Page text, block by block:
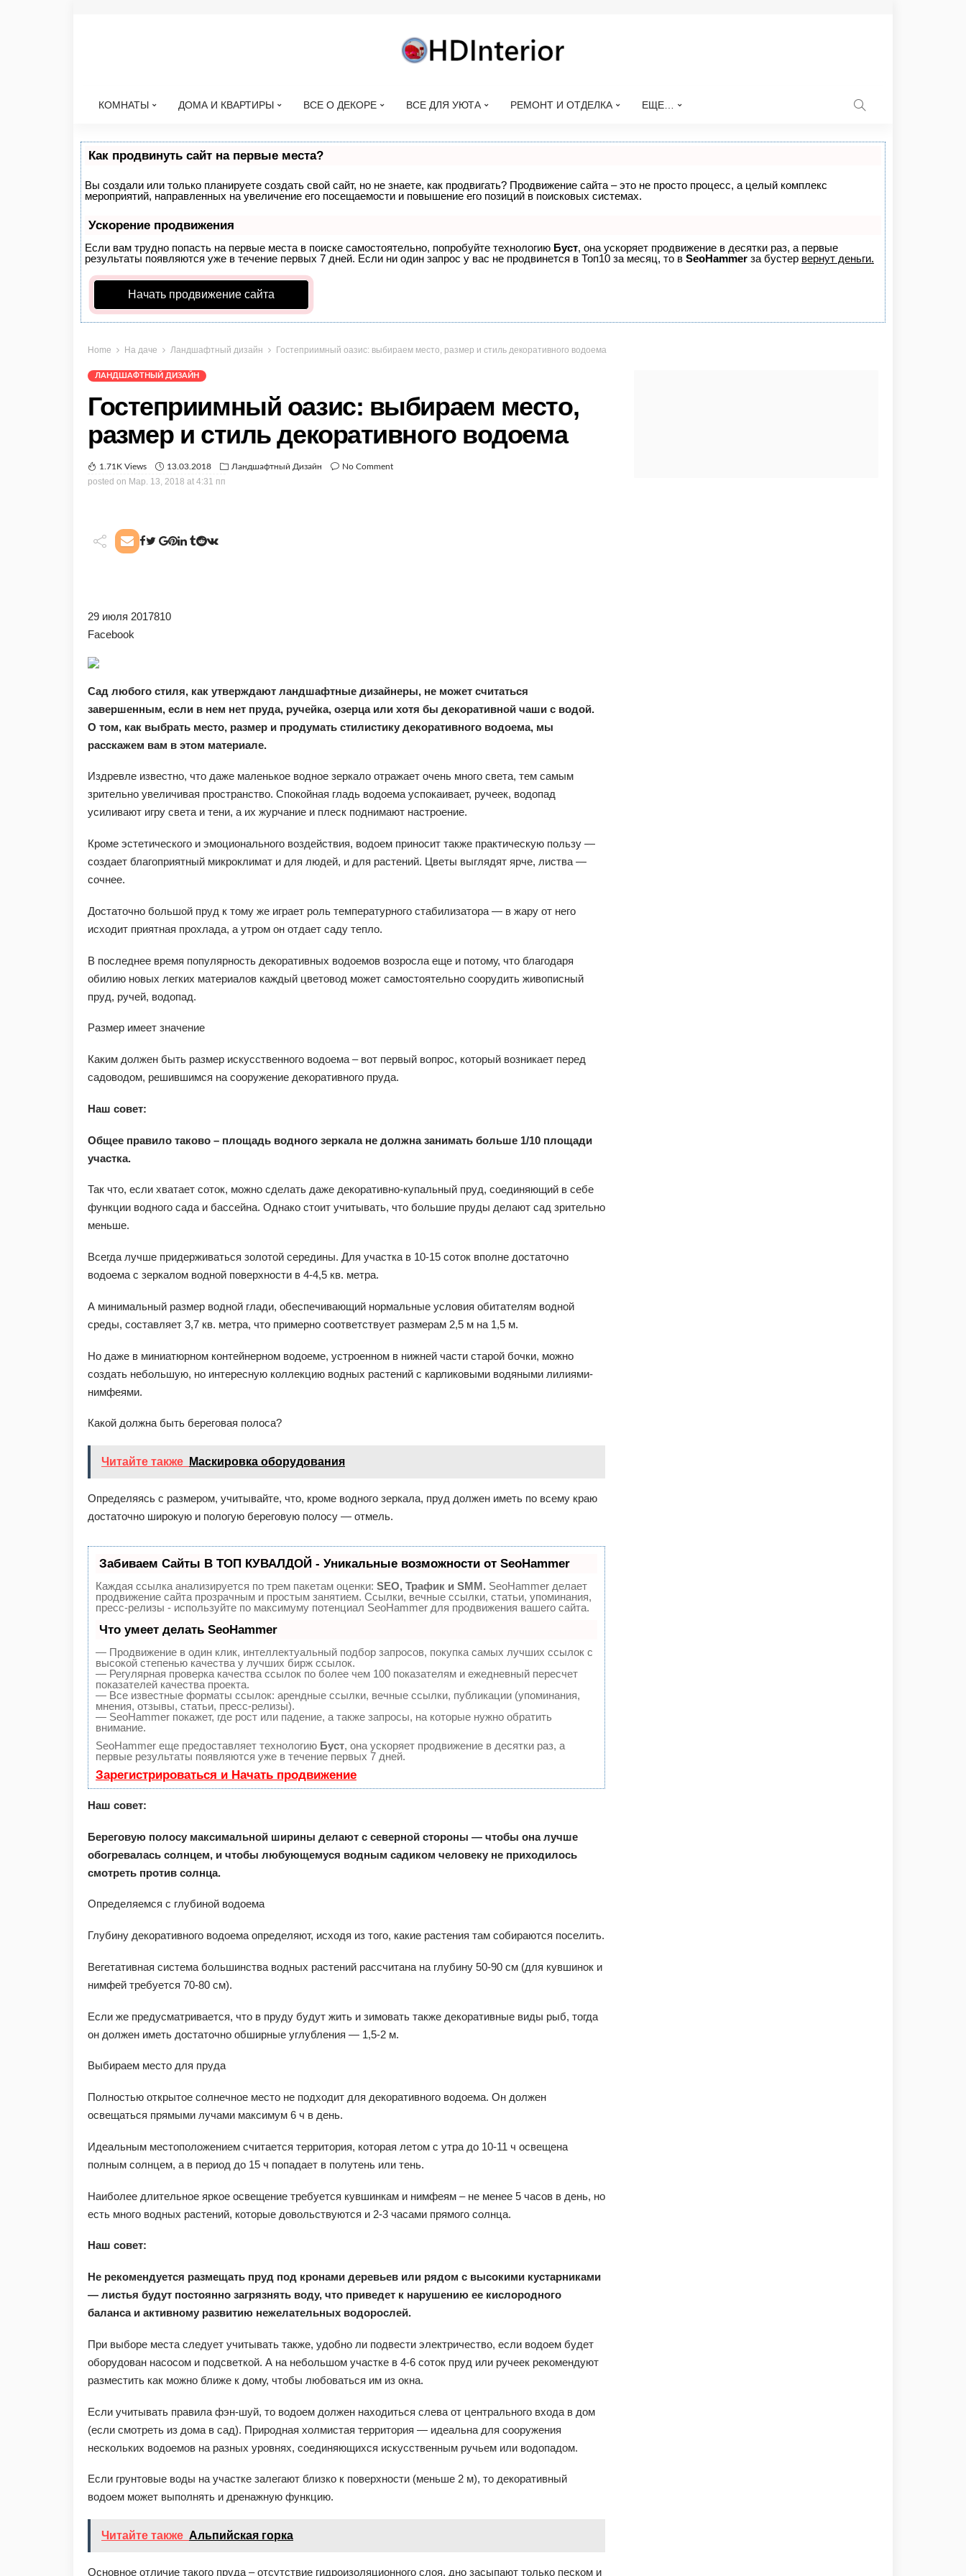
КОМНАТЫ ДОМА И КВАРТИРЫ ВСЕ О ДЕКОРЕ ВСЕ ДЛЯ УЮТА РЕМОНТ И ОТДЕЛКА ЕЩЕ…
Как продвинуть сайт на первые места?
Вы создали или только планируете создать свой сайт, но не знаете, как продвигать? Продвижение сайта – это не просто процесс, а целый комплекс
мероприятий, направленных на увеличение его посещаемости и повышение его позиций в поисковых системах.
Ускорение продвижения
Если вам трудно попасть на первые места в поиске самостоятельно, попробуйте технологию Буст, она ускоряет продвижение в десятки раз, а первые
результаты появляются уже в течение первых 7 дней. Если ни один запрос у вас не продвинется в Топ10 за месяц, то в SeoHammer за бустер вернут деньги.
Начать продвижение сайта
Home На даче Ландшафтный дизайн Гостеприимный оазис: выбираем место, размер и стиль декоративного водоема
ЛАНДШАФТНЫЙ ДИЗАЙН
Гостеприимный оазис: выбираем место,
размер и стиль декоративного водоема
1.71K Views 13.03.2018 Ландшафтный Дизайн No Comment
posted on Мар. 13, 2018 at 4:31 пп
29 июля 2017810
Facebook
Сад любого стиля, как утверждают ландшафтные дизайнеры, не может считаться
завершенным, если в нем нет пруда, ручейка, озерца или хотя бы декоративной чаши с водой.
О том, как выбрать место, размер и продумать стилистику декоративного водоема, мы
расскажем вам в этом материале.
Издревле известно, что даже маленькое водное зеркало отражает очень много света, тем самым
зрительно увеличивая пространство. Спокойная гладь водоема успокаивает, ручеек, водопад
усиливают игру света и тени, а их журчание и плеск поднимают настроение.
Кроме эстетического и эмоционального воздействия, водоем приносит также практическую пользу —
создает благоприятный микроклимат и для людей, и для растений. Цветы выглядят ярче, листва —
сочнее.
Достаточно большой пруд к тому же играет роль температурного стабилизатора — в жару от него
исходит приятная прохлада, а утром он отдает саду тепло.
В последнее время популярность декоративных водоемов возросла еще и потому, что благодаря
обилию новых легких материалов каждый цветовод может самостоятельно соорудить живописный
пруд, ручей, водопад.
Размер имеет значение
Каким должен быть размер искусственного водоема – вот первый вопрос, который возникает перед
садоводом, решившимся на сооружение декоративного пруда.
Наш совет:
Общее правило таково – площадь водного зеркала не должна занимать больше 1/10 площади
участка.
Так что, если хватает соток, можно сделать даже декоративно-купальный пруд, соединяющий в себе
функции водного сада и бассейна. Однако стоит учитывать, что большие пруды делают сад зрительно
меньше.
Всегда лучше придерживаться золотой середины. Для участка в 10-15 соток вполне достаточно
водоема с зеркалом водной поверхности в 4-4,5 кв. метра.
А минимальный размер водной глади, обеспечивающий нормальные условия обитателям водной
среды, составляет 3,7 кв. метра, что примерно соответствует размерам 2,5 м на 1,5 м.
Но даже в миниатюрном контейнерном водоеме, устроенном в нижней части старой бочки, можно
создать небольшую, но интересную коллекцию водных растений с карликовыми водяными лилиями-
нимфеями.
Какой должна быть береговая полоса?
Читайте также Маскировка оборудования
Определяясь с размером, учитывайте, что, кроме водного зеркала, пруд должен иметь по всему краю
достаточно широкую и пологую береговую полосу — отмель.
Забиваем Сайты В ТОП КУВАЛДОЙ - Уникальные возможности от SeoHammer
Каждая ссылка анализируется по трем пакетам оценки: SEO, Трафик и SMM. SeoHammer делает
продвижение сайта прозрачным и простым занятием. Ссылки, вечные ссылки, статьи, упоминания,
пресс-релизы - используйте по максимуму потенциал SeoHammer для продвижения вашего сайта.
Что умеет делать SeoHammer
— Продвижение в один клик, интеллектуальный подбор запросов, покупка самых лучших ссылок с
высокой степенью качества у лучших бирж ссылок.
— Регулярная проверка качества ссылок по более чем 100 показателям и ежедневный пересчет
показателей качества проекта.
— Все известные форматы ссылок: арендные ссылки, вечные ссылки, публикации (упоминания,
мнения, отзывы, статьи, пресс-релизы).
— SeoHammer покажет, где рост или падение, а также запросы, на которые нужно обратить
внимание.
SeoHammer еще предоставляет технологию Буст, она ускоряет продвижение в десятки раз, а
первые результаты появляются уже в течение первых 7 дней.
Зарегистрироваться и Начать продвижение
Наш совет:
Береговую полосу максимальной ширины делают с северной стороны — чтобы она лучше
обогревалась солнцем, и чтобы любующемуся водным садиком человеку не приходилось
смотреть против солнца.
Определяемся с глубиной водоема
Глубину декоративного водоема определяют, исходя из того, какие растения там собираются поселить.
Вегетативная система большинства водных растений рассчитана на глубину 50-90 см (для кувшинок и
нимфей требуется 70-80 см).
Если же предусматривается, что в пруду будут жить и зимовать также декоративные виды рыб, тогда
он должен иметь достаточно обширные углубления — 1,5-2 м.
Выбираем место для пруда
Полностью открытое солнечное место не подходит для декоративного водоема. Он должен
освещаться прямыми лучами максимум 6 ч в день.
Идеальным местоположением считается территория, которая летом с утра до 10-11 ч освещена
полным солнцем, а в период до 15 ч попадает в полутень или тень.
Наиболее длительное яркое освещение требуется кувшинкам и нимфеям – не менее 5 часов в день, но
есть много водных растений, которые довольствуются и 2-3 часами прямого солнца.
Наш совет:
Не рекомендуется размещать пруд под кронами деревьев или рядом с высокими кустарниками
— листья будут постоянно загрязнять воду, что приведет к нарушению ее кислородного
баланса и активному развитию нежелательных водорослей.
При выборе места следует учитывать также, удобно ли подвести электричество, если водоем будет
оборудован насосом и подсветкой. А на небольшом участке в 4-6 соток пруд или ручеек рекомендуют
разместить как можно ближе к дому, чтобы любоваться им из окна.
Если учитывать правила фэн-шуй, то водоем должен находиться слева от центрального входа в дом
(если смотреть из дома в сад). Природная холмистая территория — идеальна для сооружения
нескольких водоемов на разных уровнях, соединяющихся искусственным ручьем или водопадом.
Если грунтовые воды на участке залегают близко к поверхности (меньше 2 м), то декоративный
водоем может выполнять и дренажную функцию.
Читайте также Альпийская горка
Основное отличие такого пруда – отсутствие гидроизоляционного слоя, дно засыпают только песком и